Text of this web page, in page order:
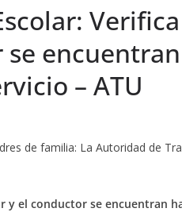
– ATU
de familia: La Autoridad de
y el conductor se encuentran